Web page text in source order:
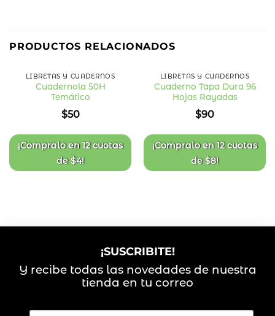
PRODUCTOS RELACIONADOS
LIBRETAS Y CUADERNOS
Cuadernola 50H
Temático
$50
¡Compralo en12 cuotas
de$4!
Añadir
LIBRETAS Y CUADERNOS
Cuaderno Tapa Dura 96
Hojas Rayadas
$90
¡Compralo en12 cuotas
de$8!
¡SUSCRIBITE!
Y recibe todas las novedades de nuestra
tienda en tu correo